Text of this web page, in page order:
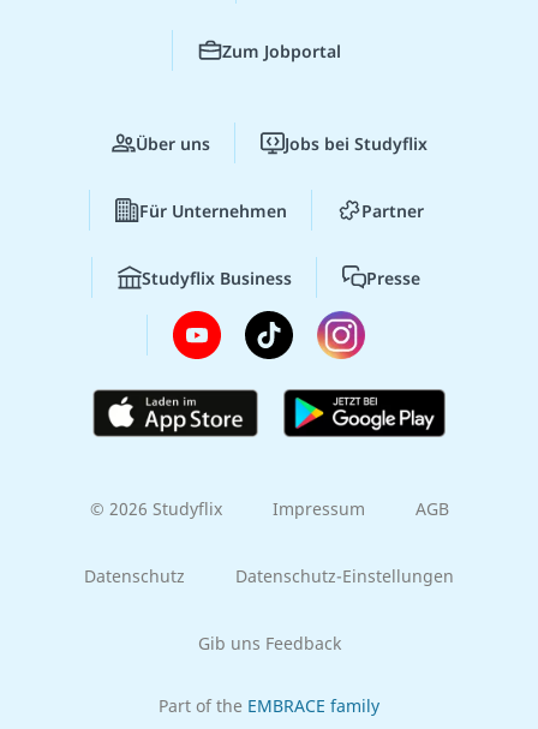
Zum Jobportal
Über uns Jobs bei Studyflix
Für Unternehmen Partner
Studyflix Business Presse
© 2026 Studyflix Impressum AGB
Datenschutz Datenschutz-Einstellungen
Gib uns Feedback
Part of the EMBRACE family